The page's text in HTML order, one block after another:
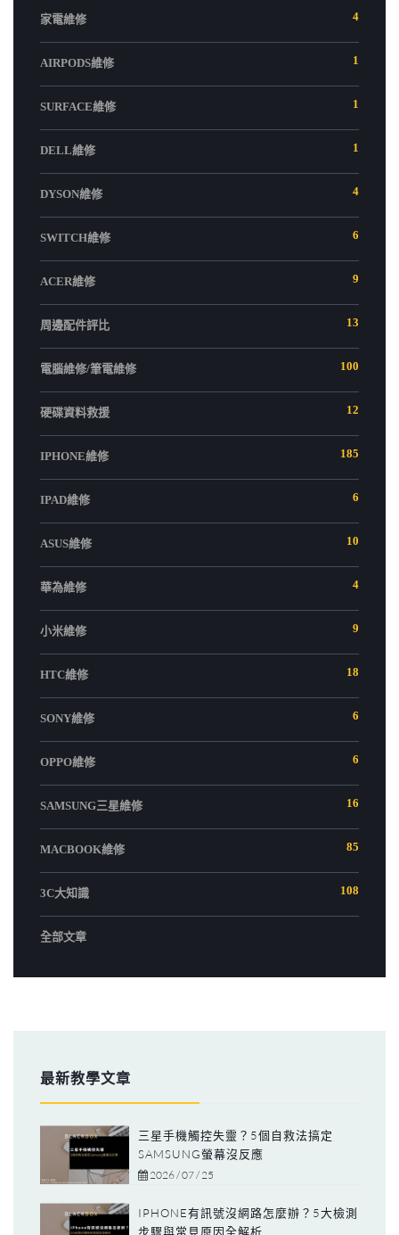
家電維修 4
AIRPODS維修 1
SURFACE維修 1
DELL維修 1
DYSON維修 4
SWITCH維修 6
ACER維修 9
周邊配件評比 13
電腦維修/筆電維修 100
硬碟資料救援 12
IPHONE維修 185
IPAD維修 6
ASUS維修 10
華為維修 4
小米維修 9
HTC維修 18
SONY維修 6
OPPO維修 6
SAMSUNG三星維修 16
MACBOOK維修 85
3C大知識 108
全部文章
最新教學文章
三星手機觸控失靈？5個自救法搞定
SAMSUNG螢幕沒反應
2026 / 07 / 25
IPHONE有訊號沒網路怎麼辦？5大檢測
步驟與常見原因全解析